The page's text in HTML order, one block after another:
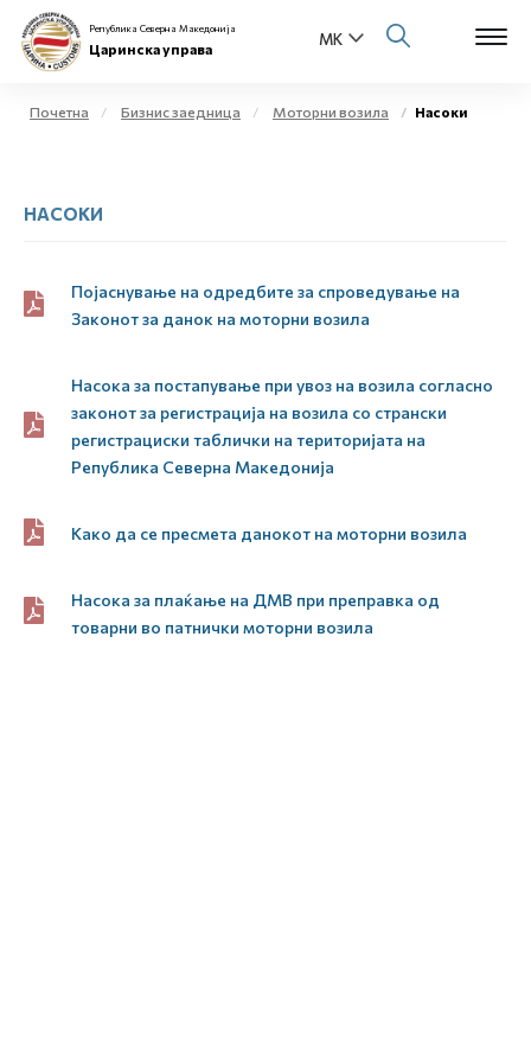
Бизнис заедница
Open
Медиа центар
Контакт
Е-Весник
Република Северна Македонија
Царинска управа
Почетна Бизнис заедница Моторни возила Насоки
НАСОКИ
Појаснување на одредбите за спроведување на
Законот за данок на моторни возила
Насока за постапување при увоз на возила согласно
законот за регистрација на возила со странски
регистрациски таблички на територијата на
Република Северна Македонија
Како да се пресмета данокот на моторни возила
Насока за плаќање на ДМВ при преправка од
товарни во патнички моторни возила